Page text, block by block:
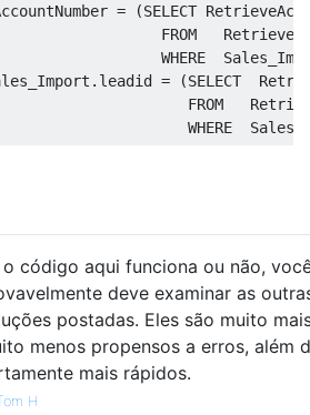
= (SELECT
FROM
WHERE
. leadid = (SELECT
FROM
WHERE
o código aqui funciona ou não,
deve examinar as
postadas. Eles são muito
menos propensos a erros, além
mais rápidos.
H